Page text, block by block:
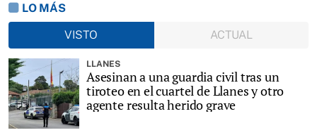
LO MÁS
VISTO
ACTUAL
LLANES
Asesinan a una guardia civil tras un
tiroteo en el cuartel de Llanes y otro
agente resulta herido grave